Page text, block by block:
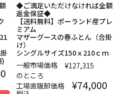
)
◆ご満足いただけなければ全額
返金保証◆
【送料無料】ポーランド産プレ
ミアム
マザーグースの春ふとん（合掛
け）
シングルサイズ150ｘ210ｃｍ
一般市場価格
¥127,315
のところ
工場直販卸価格
¥74,000